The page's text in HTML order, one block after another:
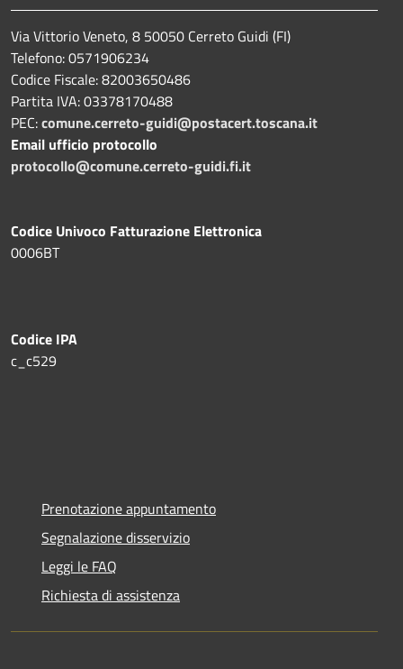
Via Vittorio Veneto, 8 50050 Cerreto Guidi (FI)
Telefono: 0571906234
Codice Fiscale: 82003650486
Partita IVA: 03378170488
PEC:comune.cerreto-guidi@postacert.toscana.it
Email ufficio protocollo
protocollo@comune.cerreto-guidi.fi.it
Codice Univoco Fatturazione Elettronica
0006BT
Codice IPA
c_c529
Prenotazione appuntamento
Segnalazione disservizio
Leggi le FAQ
Richiesta di assistenza